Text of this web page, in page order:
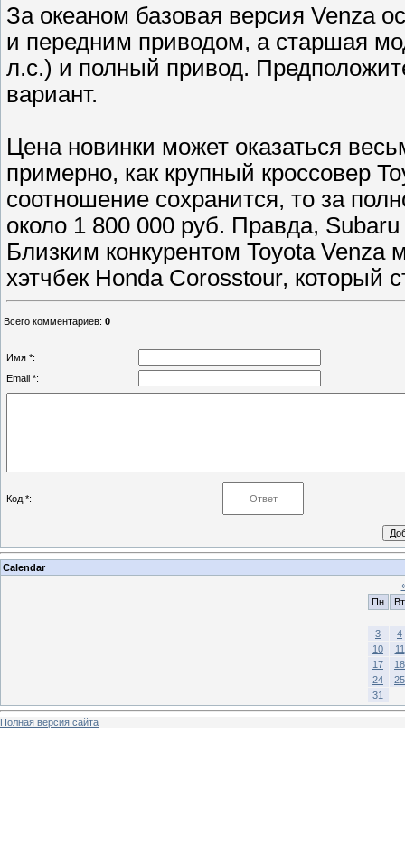
За океаном базовая версия Venza
и передним приводом, а старшая
л.с.) и полный привод.
вариант.
Цена новинки может оказаться
примерно, как крупный кроссовер
соотношение сохранится, то за
около 1 800 000 руб. Правда,
Близким конкурентом Toyota
хэтчбек Honda Corosstour, который
Всего комментариев: 0
Имя *:
Email *:
Код *:
Calendar
Пн
Вт
3
4
10
11
17
18
24
25
31
Полная версия сайта